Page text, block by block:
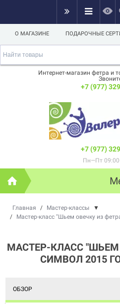
О МАГАЗИНЕ ПОДАРОЧНЫЕ
Интернет-магазин фетра и
+7 (977)
+7 (977)
Пн—Пт
Главная / Мастер-классы
▼
/
Мастер-класс "Шьем овечку из
МАСТЕР-КЛАСС "ШЬЕМ
СИМВОЛ 2015
ОБЗОР